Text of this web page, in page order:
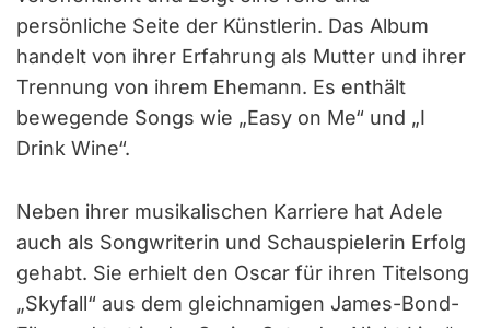
persönliche Seite der Künstlerin. Das Album
handelt von ihrer Erfahrung als Mutter und ihrer
Trennung von ihrem Ehemann. Es enthält
bewegende Songs wie „Easy on Me“ und „I
Drink Wine“.
Neben ihrer musikalischen Karriere hat Adele
auch als Songwriterin und Schauspielerin Erfolg
gehabt. Sie erhielt den Oscar für ihren Titelsong
„Skyfall“ aus dem gleichnamigen James-Bond-